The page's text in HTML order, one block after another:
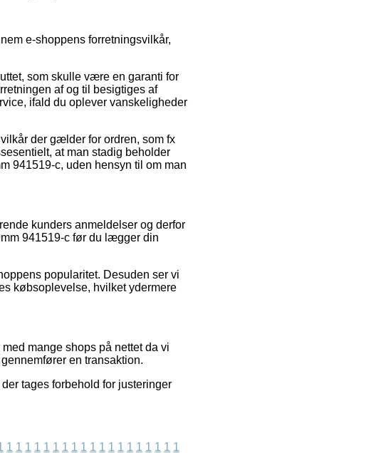
e-shoppens forretningsvilkår,
som skulle være en garanti for
af og til besigtiges af
ifald du oplever vanskeligheder
der gælder for ordren, som fx
at man stadig beholder
941519-c, uden hensyn til om man
kunders anmeldelser og derfor
941519-c før du lægger din
popularitet. Desuden ser vi
købsoplevelse, hvilket ydermere
mange shops på nettet da vi
en transaktion.
tages forbehold for justeringer
1 1 1 1 1 1 1 1 1 1 1 1 1 1 1 1 1 1 1